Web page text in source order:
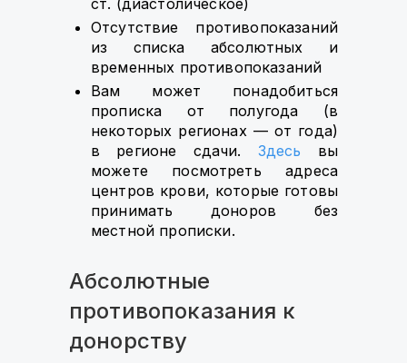
ст. (диастолическое)
Отсутствие противопоказаний
из списка абсолютных и
временных противопоказаний
Вам может понадобиться
прописка от полугода (в
некоторых регионах — от года)
в регионе сдачи.
Здесь
вы
можете посмотреть адреса
центров крови, которые готовы
принимать доноров без
местной прописки.
Абсолютные
противопоказания к
донорству